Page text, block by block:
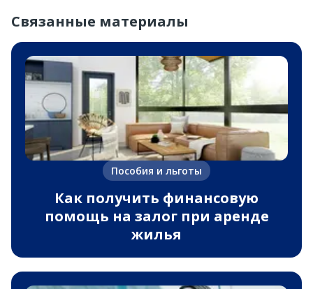
Связанные материалы
Пособия и льготы
Как получить финансовую
помощь на залог при аренде
жилья